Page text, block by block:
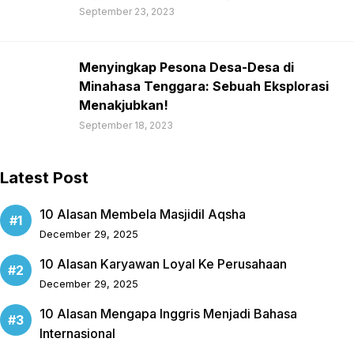
September 23, 2023
Menyingkap Pesona Desa-Desa di
Minahasa Tenggara: Sebuah Eksplorasi
Menakjubkan!
September 18, 2023
Latest Post
10 Alasan Membela Masjidil Aqsha
December 29, 2025
10 Alasan Karyawan Loyal Ke Perusahaan
December 29, 2025
10 Alasan Mengapa Inggris Menjadi Bahasa
Internasional